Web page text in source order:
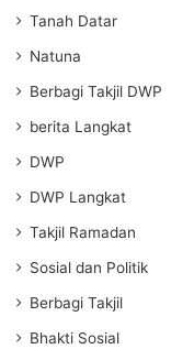
Tanah Datar
Natuna
Berbagi Takjil DWP
berita Langkat
DWP
DWP Langkat
Takjil Ramadan
Sosial dan Politik
Berbagi Takjil
Bhakti Sosial